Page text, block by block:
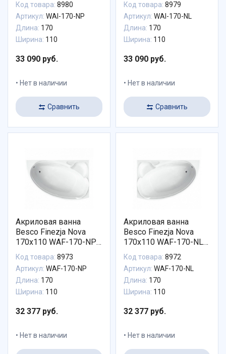
Код товара: 8980
Артикул: WAI-170-NP
Длина: 170
Ширина: 110
33 090 руб.
Нет в наличии
Сравнить
Код товара: 8979
Артикул: WAI-170-NL
Длина: 170
Ширина: 110
33 090 руб.
Нет в наличии
Сравнить
Акриловая ванна
Besco Finezja Nova
170x110 WAF-170-NP
Правая
Код товара: 8973
Артикул: WAF-170-NP
Длина: 170
Ширина: 110
32 377 руб.
Нет в наличии
Акриловая ванна
Besco Finezja Nova
170x110 WAF-170-NL
Левая
Код товара: 8972
Артикул: WAF-170-NL
Длина: 170
Ширина: 110
32 377 руб.
Нет в наличии